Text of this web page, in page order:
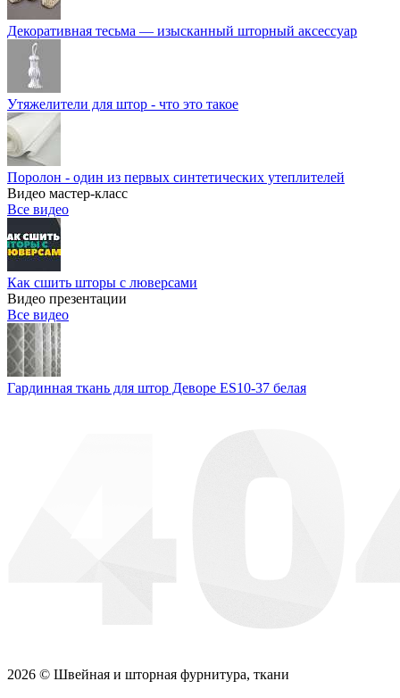
Декоративная тесьма — изысканный шторный аксессуар
Утяжелители для штор - что это такое
Поролон - один из первых синтетических утеплителей
Видео мастер-класс
Все видео
Как сшить шторы с люверсами
Видео презентации
Все видео
Гардинная ткань для штор Деворе ES10-37 белая
2026 © Швейная и шторная фурнитура, ткани